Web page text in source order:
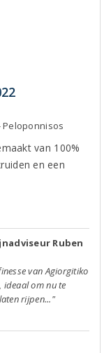
van 100%
en een
Ruben
van Agiorgitiko
ideaal om nu te
rijpen..."